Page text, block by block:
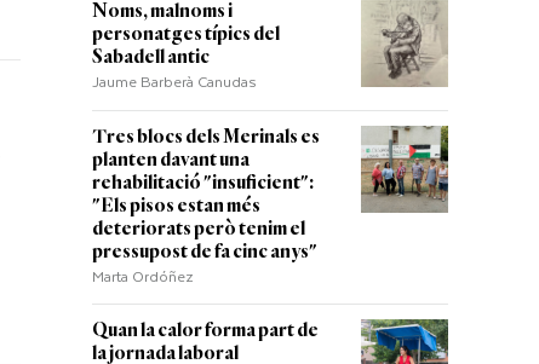
Noms, malnoms i
personatges típics del
Sabadell antic
Jaume Barberà Canudas
Tres blocs dels Merinals es
planten davant una
rehabilitació "insuficient":
"Els pisos estan més
deteriorats però tenim el
pressupost de fa cinc anys"
Marta Ordóñez
Quan la calor forma part de
la jornada laboral